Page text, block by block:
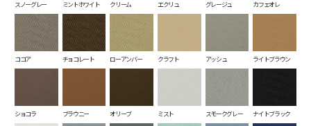
スノーグレー ミントホワイト クリーム エクリュ グレージュ カフェオレ
ココア チョコレート ローアンバー クラフト アッシュ ライトブラウン
ショコラ ブラウニー オリーブ ミスト スモークグレー ナイトブラック